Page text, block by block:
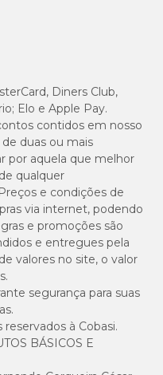
Diners Club,
Elo e Apple Pay.
contidos em nosso
duas ou mais
por aquela que melhor
qualquer
e condições de
via internet, podendo
e promoções são
e entregues pela
valores no site, o valor
segurança para suas
à Cobasi.
BÁSICOS E